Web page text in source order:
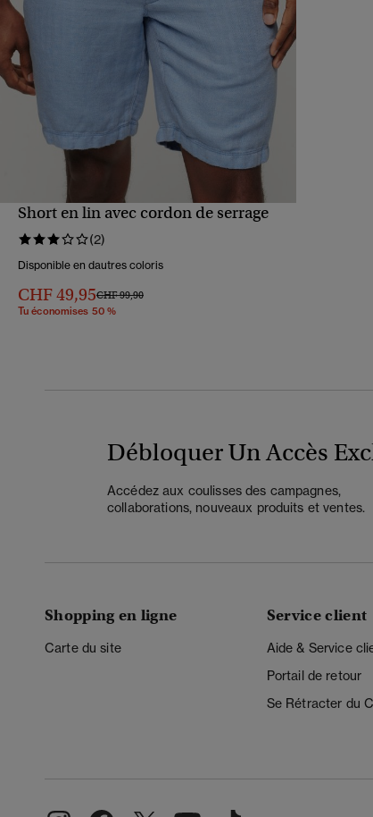
Short en lin avec cordon de serrage
(2)
Disponible en dautres coloris
CHF 49,95Prix réduit de
CHF 99,90à
Tu économises 50 %
Débloquer Un Accès
Accédez aux coulisses des campagnes,
collaborations, nouveaux produits et ventes.
Shopping en ligne
Carte du site
Service client
Aide & Service
Portail de retour
Se Rétracter du